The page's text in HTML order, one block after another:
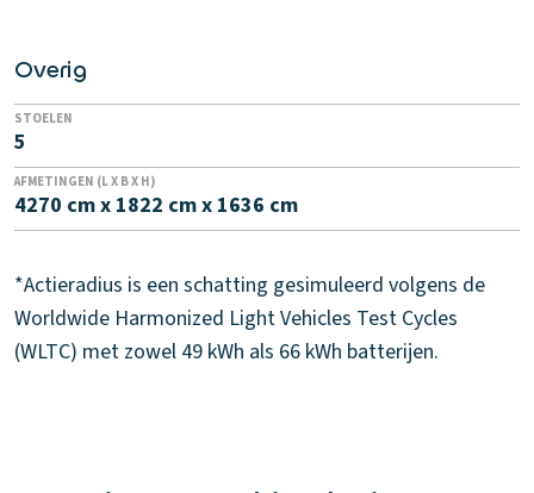
Overig
STOELEN
5
AFMETINGEN (L X B X H)
4270 cm x 1822 cm x 1636 cm
*Actieradius is een schatting gesimuleerd volgens de
Worldwide Harmonized Light Vehicles Test Cycles
(WLTC) met zowel 49 kWh als 66 kWh batterijen.